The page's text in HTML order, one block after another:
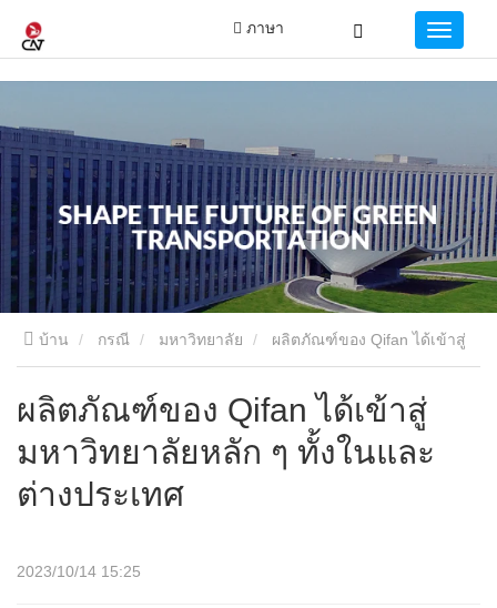
ภาษา
บ้าน กรณี มหาวิทยาลัย
มหาวิทยาลัยหลัก ๆ ทั้งในและต่างประเทศ
ผลิตภัณฑ์ของ Qifan ได้เข้าสู่
มหาวิทยาลัยหลัก ๆ ทั้งในและ
ต่างประเทศ
2023/10/14 15:25